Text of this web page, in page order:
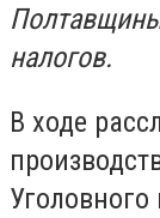
налогов.
В ходе